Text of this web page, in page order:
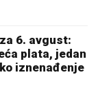
6. avgust:
plata, jedan
iznenađenje